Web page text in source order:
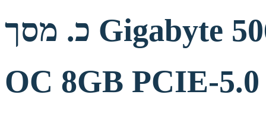
כ. מסך Gigabyte 5060 Windforce2 MAX
OC 8GB PCIE-